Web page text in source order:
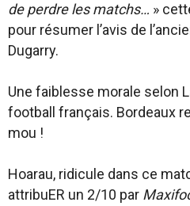
de perdre les matchs… »
pour résumer l’avis de
Dugarry.
Une faiblesse morale selon
football français. Bordeaux
mou !
Hoarau, ridicule dans ce
attribuER un 2/10 par